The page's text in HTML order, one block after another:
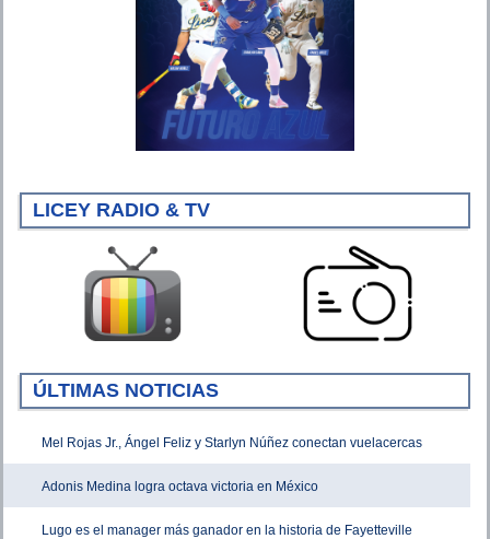
LICEY RADIO & TV
ÚLTIMAS NOTICIAS
Mel Rojas Jr., Ángel Feliz y Starlyn Núñez conectan vuelacercas
Adonis Medina logra octava victoria en México
Lugo es el manager más ganador en la historia de Fayetteville